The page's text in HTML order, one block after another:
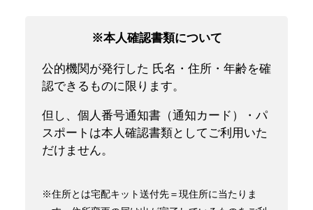
※本人確認書類について
公的機関が発行した 氏名・住所・年齢を確
認できるものに限ります。
但し、個人番号通知書（通知カード）・パ
スポートは本人確認書類としてご利用いた
だけません。
※住所とは宅配キット送付先＝現住所に当たりま